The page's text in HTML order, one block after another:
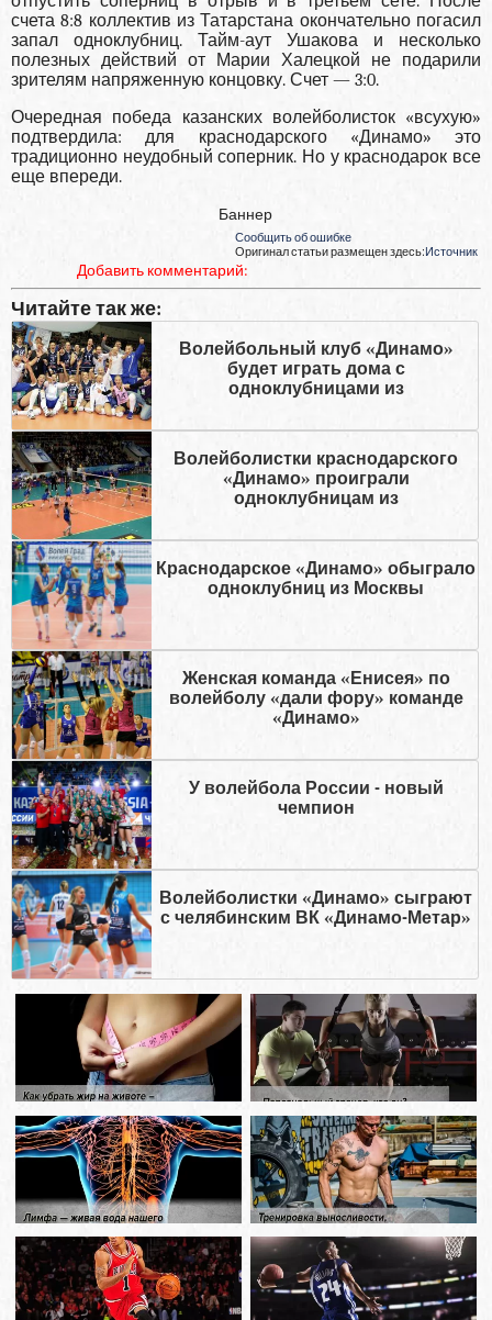
счета 8:8 коллектив из Татарстана окончательно погасил
запал одноклубниц. Тайм-аут Ушакова и несколько
полезных действий от Марии Халецкой не подарили
зрителям напряженную концовку. Счет — 3:0.
Очередная победа казанских волейболисток «всухую»
подтвердила: для краснодарского «Динамо» это
традиционно неудобный соперник. Но у краснодарок все
еще впереди.
Баннер
Сообщить об ошибке
Оригинал статьи размещен здесь:Источник
Добавить комментарий:
Читайте так же:
Волейбольный клуб «Динамо»
будет играть дома с
одноклубницами из
Волейболистки краснодарского
«Динамо» проиграли
одноклубницам из
Краснодарское «Динамо» обыграло
одноклубниц из Москвы
Женская команда «Енисея» по
волейболу «дали фору» команде
«Динамо»
У волейбола России - новый
чемпион
Волейболистки «Динамо» сыграют
с челябинским ВК «Динамо-Метар»